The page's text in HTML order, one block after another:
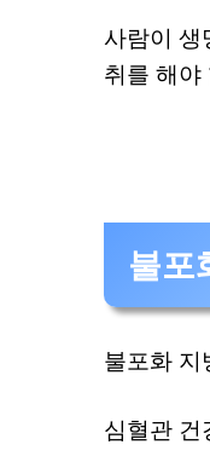
사람이 생
취를 해야
불포
불포화 지
심혈관 건